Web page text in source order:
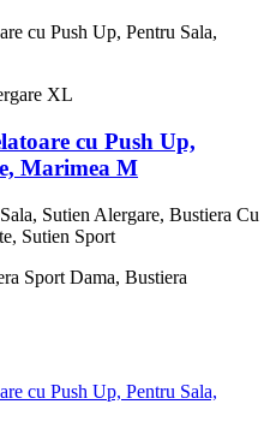
cu Push Up,
Marimea M